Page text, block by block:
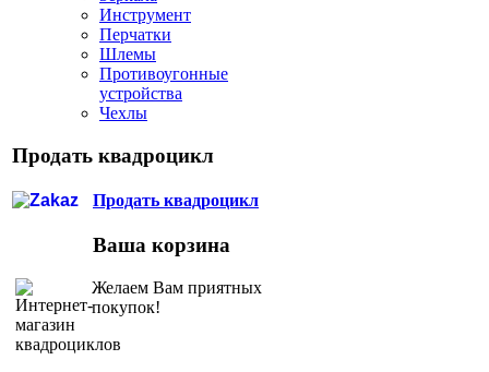
Инструмент
Перчатки
Шлемы
Противоугонные
устройства
Чехлы
Продать квадроцикл
Продать квадроцикл
Ваша корзина
Желаем Вам приятных
покупок!